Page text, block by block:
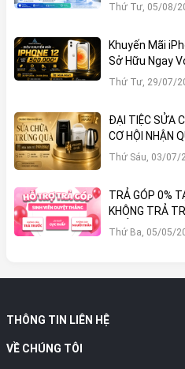
Thứ Tư, 05/08/
Khuyến Mãi
Sở Hữu Ngay
Thứ Tư, 29/07/
ĐẠI TIỆC SỬA
CƠ HỘI NHẬN
MOBILE
Thứ Sáu, 03/07/
TRẢ GÓP 0%
KHÔNG TRẢ
THẲNG!
Thứ Ba, 05/05/
THÔNG TIN LIÊN HỆ
VỀ CHÚNG TÔI